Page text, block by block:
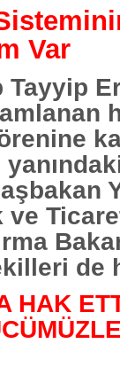
Var
Tayyip
de
HAK